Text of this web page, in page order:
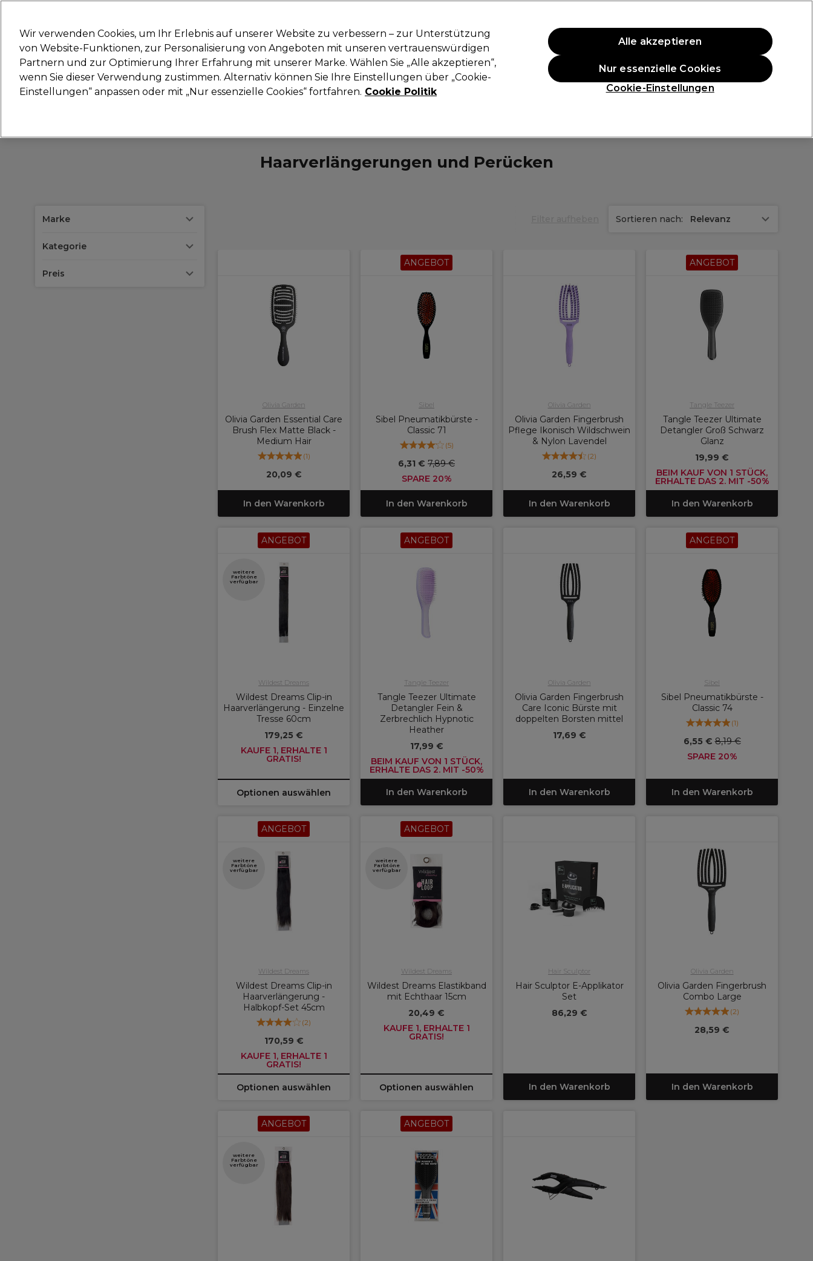
Anmelden
Marken Deals Haare Elektrogeräte Saloneinrichtung Kosmetik Herrenfriseur Inspiration Neue Produkte Die Professional Preise Vegane Produkte
Lieferung und Lieferzeiten
Gratis Lieferung ab 40 €
Haarverlängerungen und Perücken
Marke
Kategorie
Preis
Sortieren nach: Relevanz
Olivia Garden
Olivia Garden Essential Care
Brush Flex Matte Black -
Medium Hair
(1)
20,09 €
In den Warenkorb
ANGEBOT
Sibel
Sibel Pneumatikbürste -
Classic 71
(5)
6,31 € 7,89 €
SPARE 20%
In den Warenkorb
Olivia Garden
Olivia Garden Fingerbrush
Pflege Ikonisch Wildschwein
& Nylon Lavendel
(2)
26,59 €
In den Warenkorb
ANGEBOT
Tangle Teezer
Tangle Teezer Ultimate
Detangler Groß Schwarz
Glanz
19,99 €
BEIM KAUF VON 1 STÜCK,
ERHALTE DAS 2. MIT -50%
In den Warenkorb
ANGEBOT
weitere
Farbtöne
verfügbar
Wildest Dreams
Wildest Dreams Clip-in
Haarverlängerung - Einzelne
Tresse 60cm
179,25 €
KAUFE 1, ERHALTE 1
GRATIS!
Optionen auswählen
ANGEBOT
Tangle Teezer
Tangle Teezer Ultimate
Detangler Fein &
Zerbrechlich Hypnotic
Heather
17,99 €
BEIM KAUF VON 1 STÜCK,
ERHALTE DAS 2. MIT -50%
In den Warenkorb
Olivia Garden
Olivia Garden Fingerbrush
Care Iconic Bürste mit
doppelten Borsten mittel
17,69 €
In den Warenkorb
ANGEBOT
Sibel
Sibel Pneumatikbürste -
Classic 74
(1)
6,55 €8,19 €
SPARE 20%
In den Warenkorb
ANGEBOT
weitere
Farbtöne
verfügbar
Wildest Dreams
Wildest Dreams Clip-in
Haarverlängerung -
Halbkopf-Set 45cm
(2)
170,59 €
KAUFE 1, ERHALTE 1
GRATIS!
Optionen auswählen
ANGEBOT
weitere
Farbtöne
verfügbar
Wildest Dreams
Wildest Dreams Elastikband
mit Echthaar 15cm
20,49 €
KAUFE 1, ERHALTE 1
GRATIS!
Optionen auswählen
Hair Sculptor
Hair Sculptor E-Applikator
Set
86,29 €
In den Warenkorb
Olivia Garden
Olivia Garden Fingerbrush
Combo Large
(2)
28,59 €
In den Warenkorb
ANGEBOT
weitere
Farbtöne
verfügbar
ANGEBOT
Wir verwenden Cookies, um Ihr Erlebnis auf unserer Website zu verbessern – zur Unterstützung
von Website-Funktionen, zur Personalisierung von Angeboten mit unseren vertrauenswürdigen
Partnern und zur Optimierung Ihrer Erfahrung mit unserer Marke. Wählen Sie „Alle akzeptieren“,
wenn Sie dieser Verwendung zustimmen. Alternativ können Sie Ihre Einstellungen über „Cookie-
Einstellungen“ anpassen oder mit „Nur essenzielle Cookies“ fortfahren. Cookie Politik Cookie-Einstellungen
Nur essenzielle Cookies
Alle akzeptieren